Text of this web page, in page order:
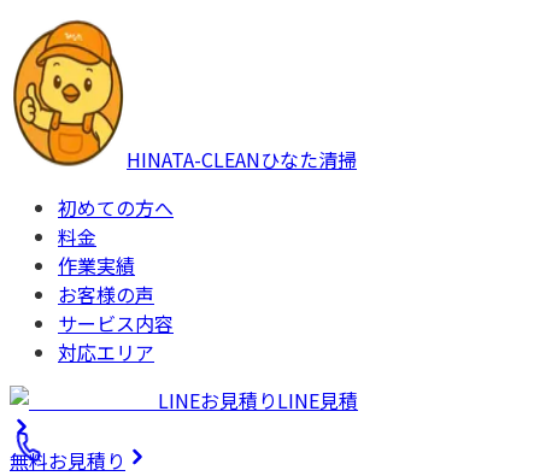
HINATA-CLEANひなた清掃
初めての方へ
料金
作業実績
お客様の声
サービス内容
対応エリア
LINEお見積りLINE見積
無料お見積り